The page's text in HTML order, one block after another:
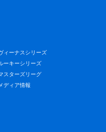
ィーナスシリーズ
ーキーシリーズ
スターズリーグ
メディア情報